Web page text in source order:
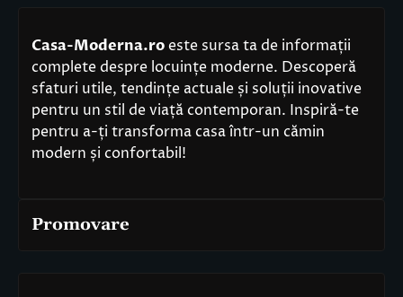
Casa-Moderna.roeste sursa ta de informații
complete despre locuințe moderne. Descoperă
sfaturi utile, tendințe actuale și soluții inovative
pentru un stil de viață contemporan. Inspiră-te
pentru a-ți transforma casa într-un cămin
modern și confortabil!
Promovare